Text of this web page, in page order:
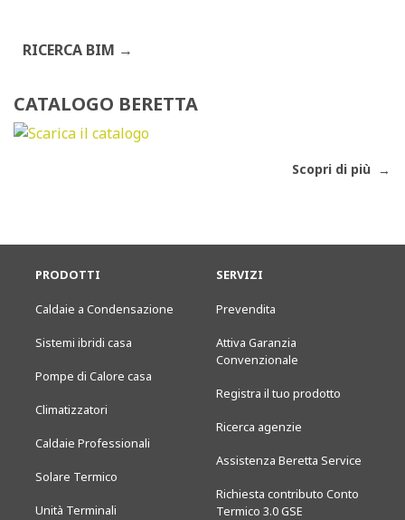
RICERCA BIM
CATALOGO BERETTA
Scopri di più
PRODOTTI
Caldaie a Condensazione
Sistemi ibridi casa
Pompe di Calore casa
Climatizzatori
Caldaie Professionali
Solare Termico
Unità Terminali
SERVIZI
Prevendita
Attiva Garanzia
Convenzionale
Registra il tuo prodotto
Ricerca agenzie
Assistenza Beretta Service
Richiesta contributo Conto
Termico 3.0 GSE